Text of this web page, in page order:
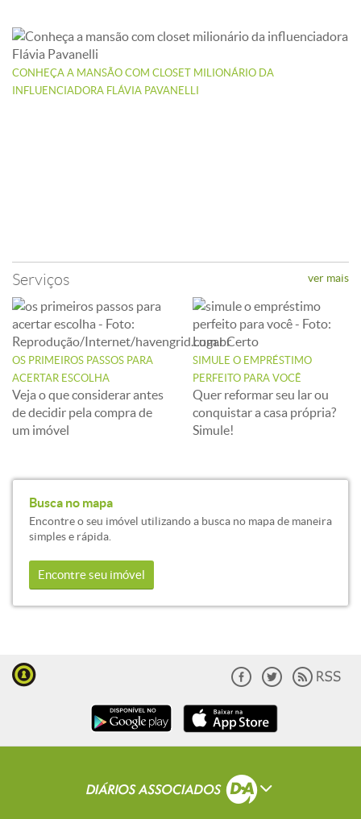
CONHEÇA A MANSÃO COM CLOSET MILIONÁRIO DA
INFLUENCIADORA FLÁVIA PAVANELLI
Serviços ver mais
OS PRIMEIROS PASSOS PARA
ACERTAR ESCOLHA
Veja o que considerar antes
de decidir pela compra de
um imóvel
SIMULE O EMPRÉSTIMO
PERFEITO PARA VOCÊ
Quer reformar seu lar ou
conquistar a casa própria?
Simule!
Busca no mapa
Encontre o seu imóvel utilizando a busca no mapa de maneira
simples e rápida.
Encontre seu imóvel